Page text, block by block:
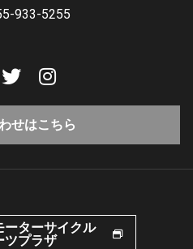
933-5255
せはこちら
ーターサイクル
ツプラザ